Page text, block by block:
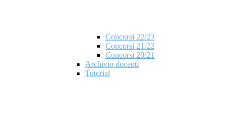
Concorsi 22/23
Concorsi 21/22
Concorsi 20/21
Archivio docenti
Tutorial